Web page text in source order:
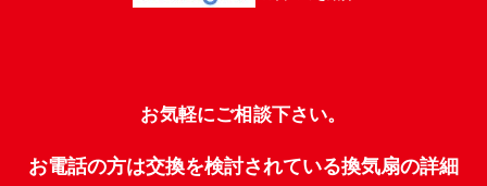
お気軽にご相談下さい。
お電話の方は交換を検討されている換気扇の詳細